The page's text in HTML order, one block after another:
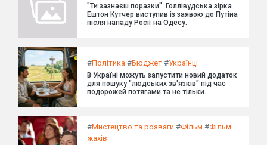
"Ти зазнаєш поразки". Голлівудська зірка
Ештон Кутчер виступив із заявою до Путіна
після нападу Росії на Одесу.
#Політика #Бюджет #Українці
В Україні можуть запустити новий додаток
для пошуку "людських зв'язків" під час
подорожей потягами та не тільки.
#Мистецтво та розваги #Фільм #Фільм
жахів